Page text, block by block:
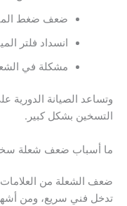
ضعف ضغط
انسداد فلتر
مشكلة في
وتساعد الصيانة الدورية
التسخين بشكل كبير.
ما أسباب ضعف شعلة
ضعف الشعلة من
تدخل فني سريع، ومن